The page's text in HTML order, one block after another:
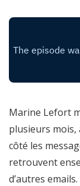
Marine Lefort
plusieurs mois,
côté les
retrouvent
d’autres